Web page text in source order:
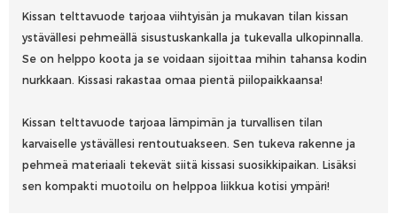
Kissan telttavuode tarjoaa viihtyisän ja mukavan tilan kissan
ystävällesi pehmeällä sisustuskankalla ja tukevalla ulkopinnalla.
Se on helppo koota ja se voidaan sijoittaa mihin tahansa kodin
nurkkaan. Kissasi rakastaa omaa pientä piilopaikkaansa!
Kissan telttavuode tarjoaa lämpimän ja turvallisen tilan
karvaiselle ystävällesi rentoutuakseen. Sen tukeva rakenne ja
pehmeä materiaali tekevät siitä kissasi suosikkipaikan. Lisäksi
sen kompakti muotoilu on helppoa liikkua kotisi ympäri!